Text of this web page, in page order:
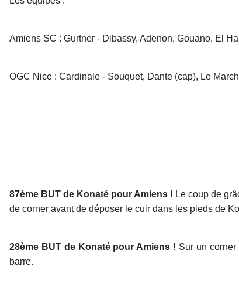
Amiens SC : Gurtner - Dibassy, Adenon, Gouano, El
OGC Nice : Cardinale - Souquet, Dante (cap), Le
87ème BUT de Konaté pour Amiens ! Le coup de
de corner avant de déposer le cuir dans les pieds de
28ème BUT de Konaté pour Amiens ! Sur un
barre.